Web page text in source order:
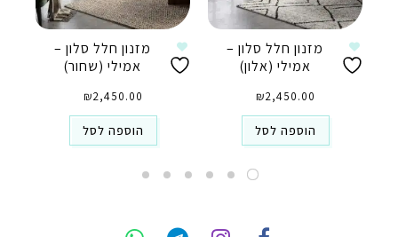
מזנון חלל סלון –
אמילי (אלון)
₪2,450.00
הוספה לסל
מזנון חלל סלון –
אמילי (שחור)
₪2,450.00
הוספה לסל